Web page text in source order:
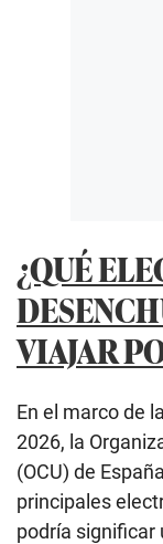
¿QUÉ
VIAJAR
En el marco de
2026, la
(OCU) de
principales
podría significar